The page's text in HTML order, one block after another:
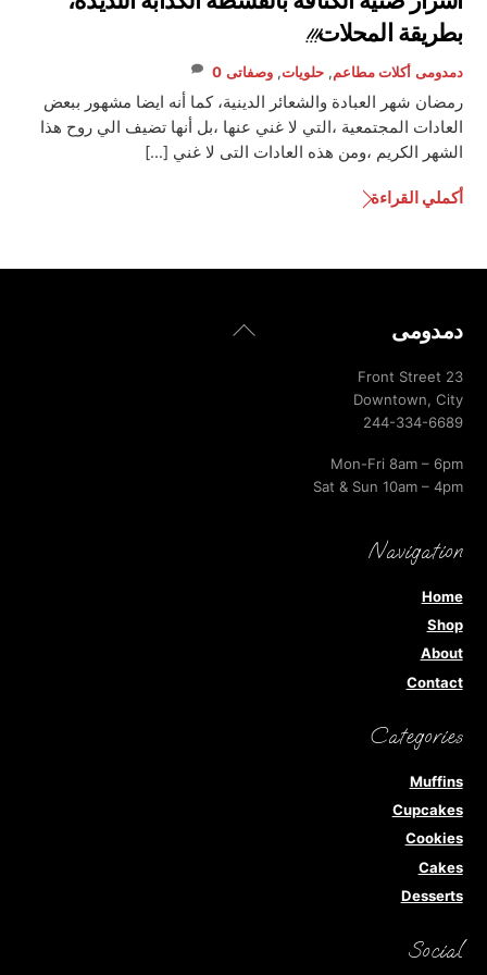
بطريقة المحلات!!!
دمدومى أكلات مطاعم,حلويات,وصفاتى 0
رمضان شهر العبادة والشعائر الدينية، كما أنه ايضا مشهور ببعض
العادات المجتمعية ،التي لا غني عنها ،بل أنها تضيف الي روح هذا
الشهر الكريم ،ومن هذه العادات التى لا غني […]
أكملي القراءة
Back
دمدومى
23 Front Street
Downtown, City
244-334-6689
Mon-Fri 8am – 6pm
Sat & Sun 10am – 4pm
Navigation
Home
Shop
About
Contact
Categories
Muffins
Cupcakes
Cookies
Cakes
Desserts
Social